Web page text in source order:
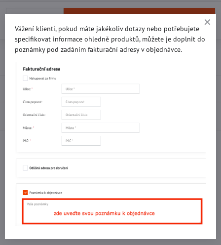
Přidat k Oblíbeným Doručení
Recenze
Diskuse 0
Potřebujete poradit s objednávkou?
Kontaktujte nás:
+420 577 523 563
Vážení klienti, pokud máte jakékoliv dotazy nebo potřebujete
specifikovat informace ohledně produktů, můžete je doplnit do
poznámky pod zadáním fakturační adresy v objednávce.